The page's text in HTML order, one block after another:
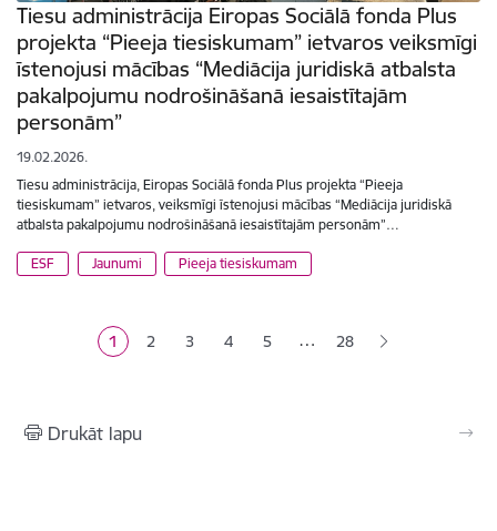
Tiesu administrācija Eiropas Sociālā fonda Plus
projekta “Pieeja tiesiskumam” ietvaros veiksmīgi
īstenojusi mācības “Mediācija juridiskā atbalsta
pakalpojumu nodrošināšanā iesaistītajām
personām”
19.02.2026.
Tiesu administrācija, Eiropas Sociālā fonda Plus projekta “Pieeja
tiesiskumam” ietvaros, veiksmīgi īstenojusi mācības “Mediācija juridiskā
atbalsta pakalpojumu nodrošināšanā iesaistītajām personām”…
ESF Jaunumi Pieeja tiesiskumam
Pašreizējā lapa
1 Lapa
2 Lapa
3 Lapa
4 Lapa
5 … 28
Drukāt lapu